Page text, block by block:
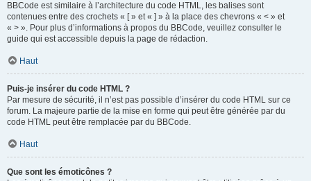
BBCode est similaire à l’architecture du code HTML, les balises sont
contenues entre des crochets « [ » et « ] » à la place des chevrons « < » et
« > ». Pour plus d’informations à propos du BBCode, veuillez consulter le
guide qui est accessible depuis la page de rédaction.
Haut
Puis-je insérer du code HTML ?
Par mesure de sécurité, il n’est pas possible d’insérer du code HTML sur ce
forum. La majeure partie de la mise en forme qui peut être générée par du
code HTML peut être remplacée par du BBCode.
Haut
Que sont les émoticônes ?